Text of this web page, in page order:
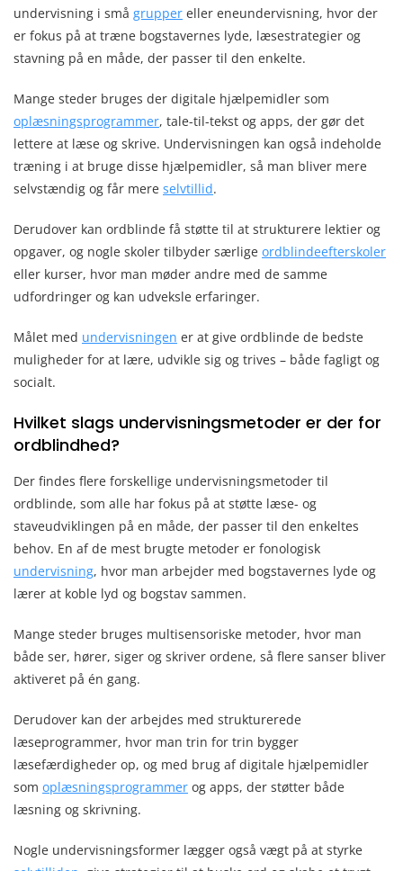
undervisning i små grupper eller eneundervisning, hvor der
er fokus på at træne bogstavernes lyde, læsestrategier og
stavning på en måde, der passer til den enkelte.
Mange steder bruges der digitale hjælpemidler som
oplæsningsprogrammer, tale-til-tekst og apps, der gør det
lettere at læse og skrive. Undervisningen kan også indeholde
træning i at bruge disse hjælpemidler, så man bliver mere
selvstændig og får mere selvtillid.
Derudover kan ordblinde få støtte til at strukturere lektier og
opgaver, og nogle skoler tilbyder særlige ordblindeefterskoler
eller kurser, hvor man møder andre med de samme
udfordringer og kan udveksle erfaringer.
Målet med undervisningen er at give ordblinde de bedste
muligheder for at lære, udvikle sig og trives – både fagligt og
socialt.
Hvilket slags undervisningsmetoder er der for
ordblindhed?
Der findes flere forskellige undervisningsmetoder til
ordblinde, som alle har fokus på at støtte læse- og
staveudviklingen på en måde, der passer til den enkeltes
behov. En af de mest brugte metoder er fonologisk
undervisning, hvor man arbejder med bogstavernes lyde og
lærer at koble lyd og bogstav sammen.
Mange steder bruges multisensoriske metoder, hvor man
både ser, hører, siger og skriver ordene, så flere sanser bliver
aktiveret på én gang.
Derudover kan der arbejdes med strukturerede
læseprogrammer, hvor man trin for trin bygger
læsefærdigheder op, og med brug af digitale hjælpemidler
som oplæsningsprogrammer og apps, der støtter både
læsning og skrivning.
Nogle undervisningsformer lægger også vægt på at styrke